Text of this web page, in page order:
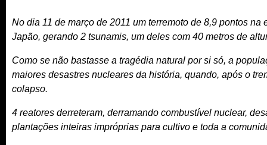
No dia 11 de março de 2011 um terremoto de 8,9 pontos
Japão, gerando 2 tsunamis, um deles com 40 metros de
Como se não bastasse a tragédia natural por si só, a
maiores desastres nucleares da história, quando, após o
colapso.
4 reatores derreteram, derramando combustível nuclear,
plantações inteiras impróprias para cultivo e toda a